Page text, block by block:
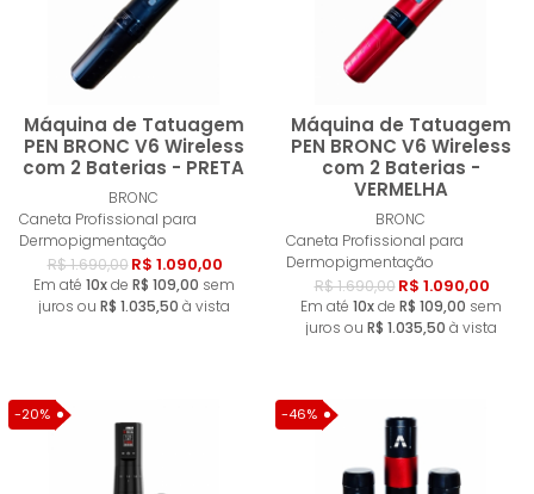
Máquina de Tatuagem
PEN BRONC V6 Wireless
com 2 Baterias - PRETA
BRONC
Caneta Profissional para
Dermopigmentação
R$ 1.690,00 R$ 1.090,00
Em até 10xde R$ 109,00 sem
juros ou R$ 1.035,50 à vista
Comprar
Máquina de Tatuagem
PEN BRONC V6 Wireless
com 2 Baterias -
VERMELHA
BRONC
Caneta Profissional para
Dermopigmentação
R$ 1.690,00 R$ 1.090,00
Em até 10xde R$ 109,00 sem
juros ou R$ 1.035,50 à vista
-20% -46%